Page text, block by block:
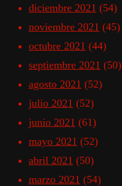
diciembre 2021 (54)
noviembre 2021 (45)
octubre 2021 (44)
septiembre 2021 (50)
agosto 2021 (52)
julio 2021 (52)
junio 2021 (61)
mayo 2021 (52)
abril 2021 (50)
marzo 2021 (54)